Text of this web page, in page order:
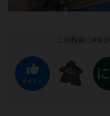
この投稿に 4名が
ナイス！